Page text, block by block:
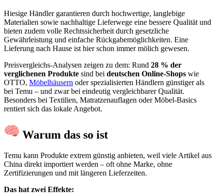
Hiesige Händler garantieren durch hochwertige, langlebige
Materialien sowie nachhaltige Lieferwege eine bessere Qualität und
bieten zudem volle Rechtssicherheit durch gesetzliche
Gewährleistung und einfache Rückgabemöglichkeiten. Eine
Lieferung nach Hause ist hier schon immer mölich gewesen.
Preisvergleichs-Analysen zeigen zu dem: Rund 28 % der
verglichenen Produkte sind bei deutschen Online-Shops wie
OTTO, Möbelhäusern oder spezialisierten Händlern günstiger als
bei Temu – und zwar bei eindeutig vergleichbarer Qualität.
Besonders bei Textilien, Matratzenauflagen oder Möbel-Basics
rentiert sich das lokale Angebot.
Warum das so ist
Temu kann Produkte extrem günstig anbieten, weil viele Artikel aus
China direkt importiert werden – oft ohne Marke, ohne
Zertifizierungen und mit längeren Lieferzeiten.
Das hat zwei Effekte: